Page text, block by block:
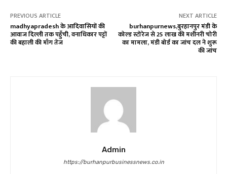
PREVIOUS ARTICLE
madhyapradesh के आदिवासियों की
आवाज दिल्ली तक पहुँची, वनाधिकार पट्टों
की बहाली की माँग तेज
NEXT ARTICLE
burhanpurnews,बुरहानपुर मंडी के
कोल्ड स्टोरेज से 25 लाख की मशीनरी चोरी
का मामला, मंडी बोर्ड का जांच दल ने शुरू
की जांच
Admin
https://burhanpurbusinessnews.co.in